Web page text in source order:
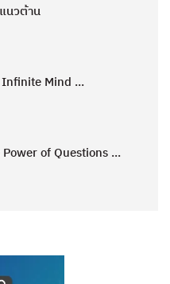
นวต้าน
Mind ...
of Questions ...